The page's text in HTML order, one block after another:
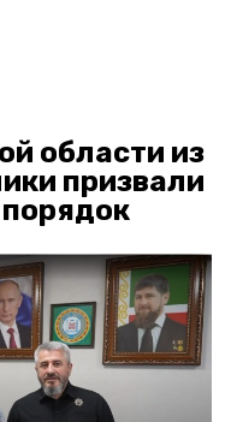
области из
призвали